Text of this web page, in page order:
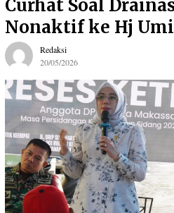
Curhat Soal
Nonaktif ke Hj
Redaksi
20/05/2026